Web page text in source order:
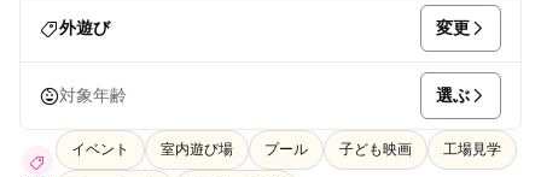
外遊び 変更
対象年齢 選ぶ
イベント 室内遊び場 プール 子ども映画 工場見学